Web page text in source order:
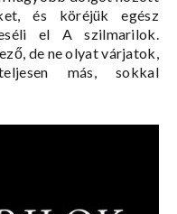
és köréjük egész
el A szilmarilok.
de ne olyat várjatok,
más, sokkal